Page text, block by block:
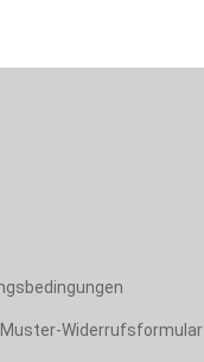
Widerrufsformular